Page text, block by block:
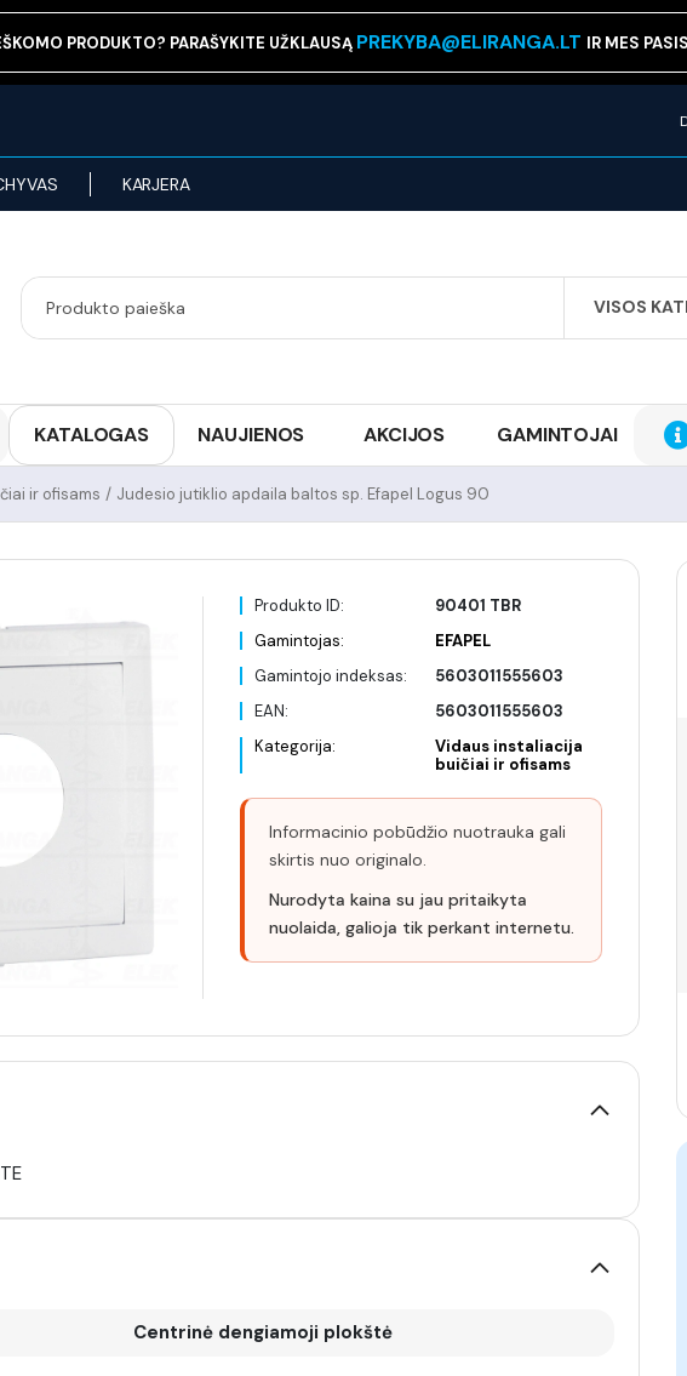
PRODUKTO? PARAŠYKITE UŽKLAUSĄ PREKYBA@ELIRANGA.LT IR MES
KARJERA
VISOS
SEARCH
KATALOGAS NAUJIENOS AKCIJOS GAMINTOJAI
Judesio jutiklio apdaila baltos sp. Efapel Logus 90
/
ir ofisams
Produkto ID:
90401 TBR
Gamintojas:
EFAPEL
Gamintojo indeksas:
5603011555603
EAN:
5603011555603
Kategorija:
Vidaus instaliacija
buičiai ir ofisams
Informacinio pobūdžio nuotrauka gali
skirtis nuo originalo.
Nurodyta kaina su jau pritaikyta
nuolaida, galioja tik perkant internetu.
Centrinė dengiamoji plokštė